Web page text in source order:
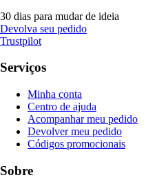
30 dias para mudar de ideia
Devolva seu pedido
Trustpilot
Serviços
Minha conta
Centro de ajuda
Acompanhar meu pedido
Devolver meu pedido
Códigos promocionais
Sobre